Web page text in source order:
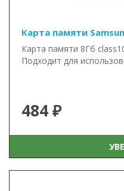
Карта памяти
Карта памяти 8Гб
Подходит для
484 ₽